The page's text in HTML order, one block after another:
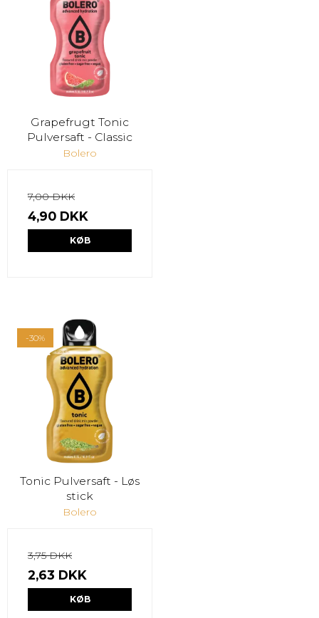
Grapefrugt Tonic
Pulversaft - Classic
Bolero
7,00 DKK
4,90 DKK
KØB
-30%
Tonic Pulversaft - Løs
stick
Bolero
3,75 DKK
2,63 DKK
KØB